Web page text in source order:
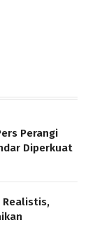
Perangi
Diperkuat
Realistis,